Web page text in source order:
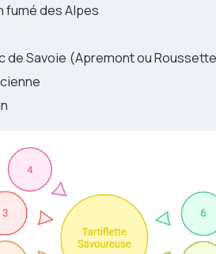
fumé des Alpes
de Savoie (Apremont ou